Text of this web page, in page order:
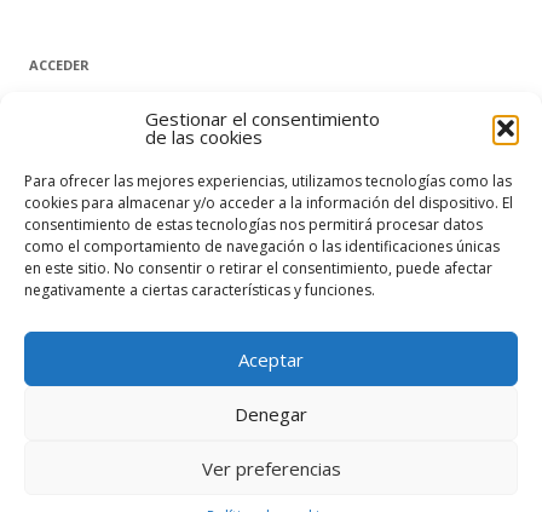
Gestionar el consentimiento
de las cookies
Para ofrecer las mejores experiencias, utilizamos tecnologías como las
cookies para almacenar y/o acceder a la información del dispositivo. El
consentimiento de estas tecnologías nos permitirá procesar datos
como el comportamiento de navegación o las identificaciones únicas
en este sitio. No consentir o retirar el consentimiento, puede afectar
negativamente a ciertas características y funciones.
Aceptar
Denegar
Ver preferencias
ACCEDER
Nombre de usuario o correo electrónico
Contraseña
Recuérdame
Acceder
¿Has olvidado tu contraseña?